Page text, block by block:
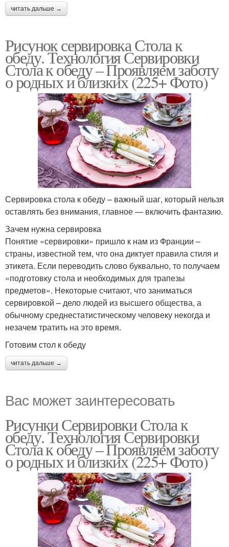
читать дальше →
Рисунок сервировка Стола к
обеду. Технология Сервировки
Стола к обеду – Проявляем заботу
о родных и близких (225+ Фото)
Сервировка стола к обеду – важный шаг, который нельзя
оставлять без внимания, главное — включить фантазию.
Зачем нужна сервировка
Понятие «сервировки» пришло к нам из Франции –
страны, известной тем, что она диктует правила стиля и
этикета. Если переводить слово буквально, то получаем
«подготовку стола и необходимых для трапезы
предметов». Некоторые считают, что заниматься
сервировкой – дело людей из высшего общества, а
обычному среднестатистическому человеку некогда и
незачем тратить на это время.
Готовим стол к обеду
читать дальше →
Вас может заинтересовать
Рисунки Сервировки Стола к
обеду. Технология Сервировки
Стола к обеду – Проявляем заботу
о родных и близких (225+ Фото)